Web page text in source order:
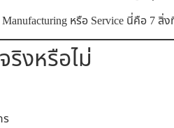
หรือ Service นี่คือ 7
ริงหรือไม่
ร